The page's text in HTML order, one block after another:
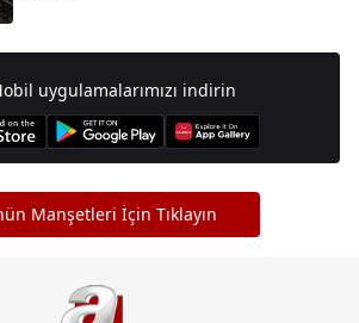
uygulamalarımızı indirin
Manşetleri İçin Tıklayın